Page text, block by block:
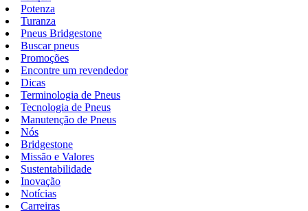
Potenza
Turanza
Pneus Bridgestone
Buscar pneus
Promoções
Encontre um revendedor
Dicas
Terminologia de Pneus
Tecnologia de Pneus
Manutenção de Pneus
Nós
Bridgestone
Missão e Valores
Sustentabilidade
Inovação
Notícias
Carreiras